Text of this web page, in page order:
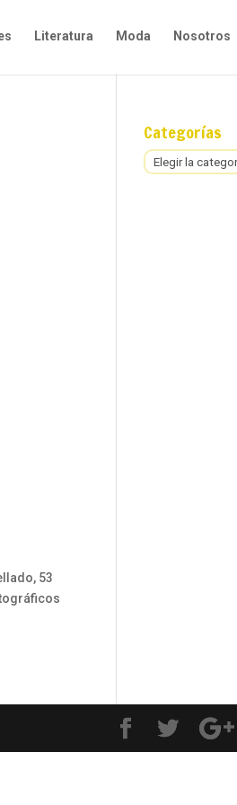
Literatura Moda Nosotros
53
Categorías
Categorías